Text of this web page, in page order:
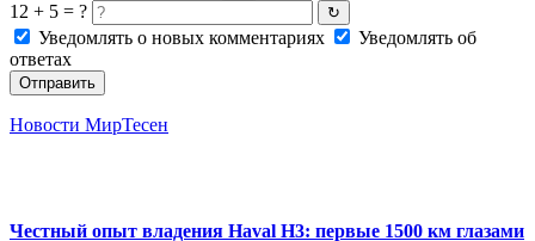
12 + 5 = ? ↻
Уведомлять о новых комментариях
Уведомлять об
ответах
Отправить
Новости МирТесен
Честный опыт владения Haval H3: первые 1500 км глазами